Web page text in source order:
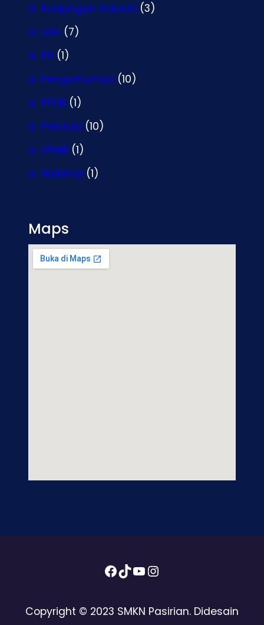
Kunjungan Industri (3)
Lain (7)
P5 (1)
Pengumuman (10)
PPDB (1)
Prestasi (10)
SPMB (1)
Webinar (1)
Maps
Facebook
TikTok
YouTube
Instagram
Copyright © 2023 SMKN Pasirian. Didesain